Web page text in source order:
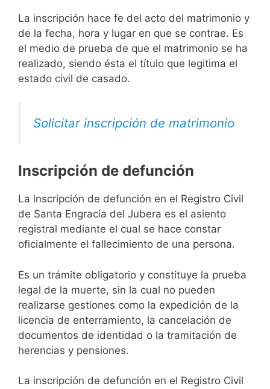
La inscripción hace fe del acto del matrimonio y
de la fecha, hora y lugar en que se contrae. Es
el medio de prueba de que el matrimonio se ha
realizado, siendo ésta el título que legitima el
estado civil de casado.
Solicitar inscripción de matrimonio
Inscripción de defunción
La inscripción de defunción en el Registro Civil
de Santa Engracia del Jubera es el asiento
registral mediante el cual se hace constar
oficialmente el fallecimiento de una persona.
Es un trámite obligatorio y constituye la prueba
legal de la muerte, sin la cual no pueden
realizarse gestiones como la expedición de la
licencia de enterramiento, la cancelación de
documentos de identidad o la tramitación de
herencias y pensiones.
La inscripción de defunción en el Registro Civil